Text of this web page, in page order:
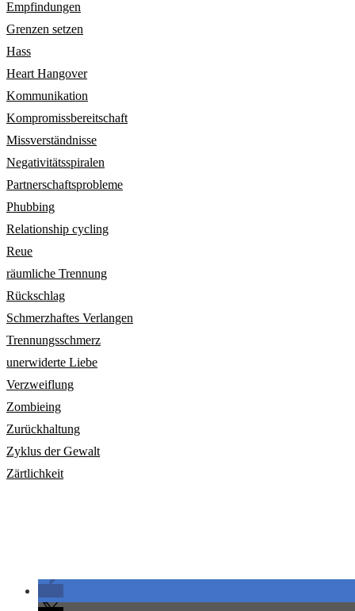
Empfindungen
Grenzen setzen
Hass
Heart Hangover
Kommunikation
Kompromissbereitschaft
Missverständnisse
Negativitätsspiralen
Partnerschaftsprobleme
Phubbing
Relationship cycling
Reue
räumliche Trennung
Rückschlag
Schmerzhaftes Verlangen
Trennungsschmerz
unerwiderte Liebe
Verzweiflung
Zombieing
Zurückhaltung
Zyklus der Gewalt
Zärtlichkeit